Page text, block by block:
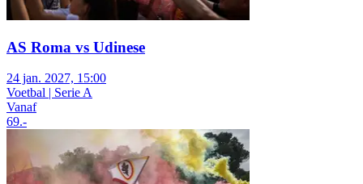
AS Roma vs Udinese
24 jan. 2027, 15:00
Voetbal | Serie A
Vanaf
69.-